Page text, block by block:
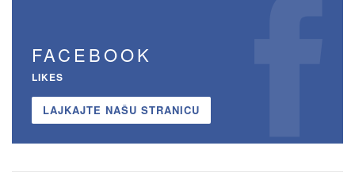
FACEBOOK
LIKES
LAJKAJTE NAŠU STRANICU